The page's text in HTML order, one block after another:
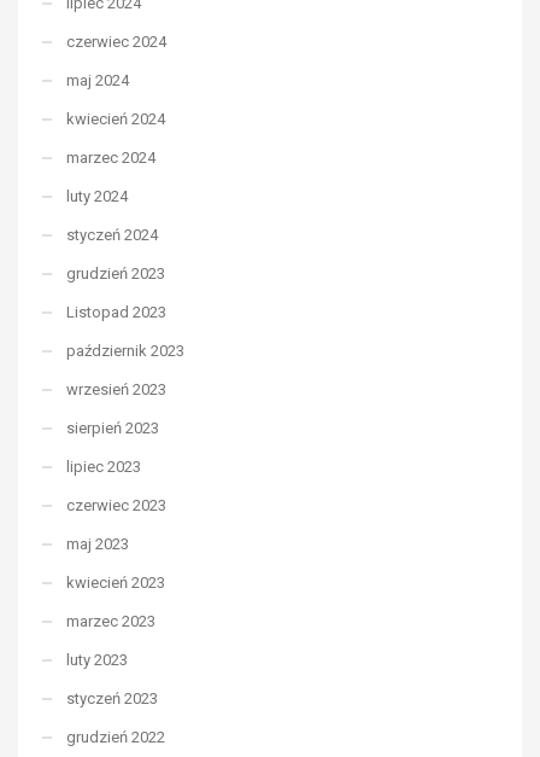
czerwiec 2024
maj 2024
kwiecień 2024
marzec 2024
luty 2024
styczeń 2024
grudzień 2023
Listopad 2023
październik 2023
wrzesień 2023
sierpień 2023
lipiec 2023
czerwiec 2023
maj 2023
kwiecień 2023
marzec 2023
luty 2023
styczeń 2023
grudzień 2022